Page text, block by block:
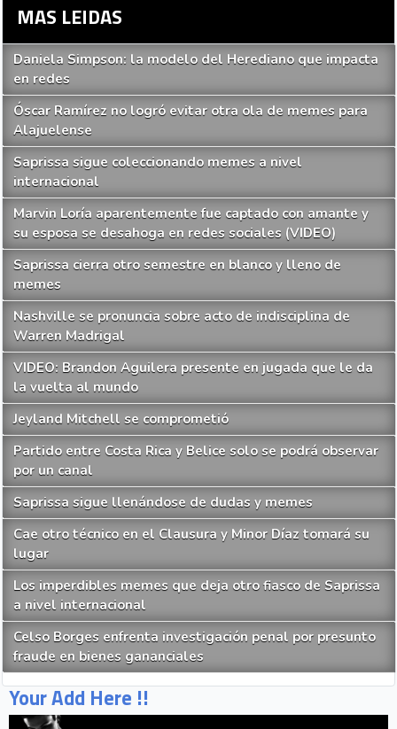
MAS LEIDAS
Daniela Simpson: la modelo del Herediano que impacta
en redes
Óscar Ramírez no logró evitar otra ola de memes para
Alajuelense
Saprissa sigue coleccionando memes a nivel
internacional
Marvin Loría aparentemente fue captado con amante y
su esposa se desahoga en redes sociales (VIDEO)
Saprissa cierra otro semestre en blanco y lleno de
memes
Nashville se pronuncia sobre acto de indisciplina de
Warren Madrigal
VIDEO: Brandon Aguilera presente en jugada que le da
la vuelta al mundo
Jeyland Mitchell se comprometió
Partido entre Costa Rica y Belice solo se podrá observar
por un canal
Saprissa sigue llenándose de dudas y memes
Cae otro técnico en el Clausura y Minor Díaz tomará su
lugar
Los imperdibles memes que deja otro fiasco de Saprissa
a nivel internacional
Celso Borges enfrenta investigación penal por presunto
fraude en bienes gananciales
Your Add Here !!